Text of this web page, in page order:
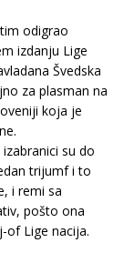
odigrao
izdanju Lige
Švedska
za plasman na
koja je
su do
trijumf i to
i remi sa
pošto ona
of Lige nacija.